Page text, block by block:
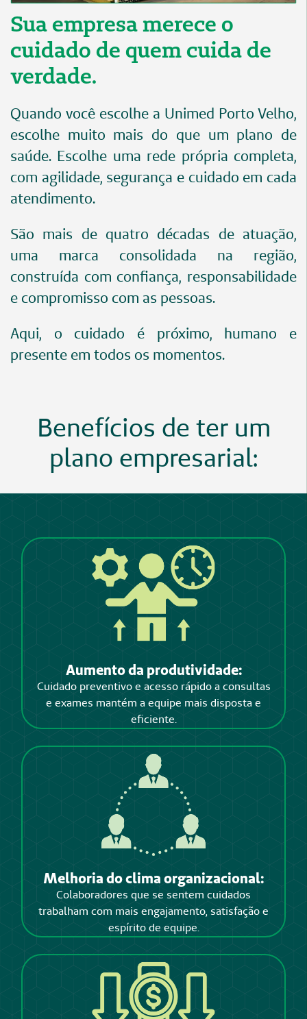
Sua empresa merece o
cuidado de quem cuida de
verdade.
Quando você escolhe a Unimed Porto Velho,
escolhe muito mais do que um plano de
saúde. Escolhe uma rede própria completa,
com agilidade, segurança e cuidado em cada
atendimento.
São mais de quatro décadas de atuação,
uma marca consolidada na região,
construída com confiança, responsabilidade
e compromisso com as pessoas.
Aqui, o cuidado é próximo, humano e
presente em todos os momentos.
Benefícios de ter um
plano empresarial:
Aumento da produtividade:
Cuidado preventivo e acesso rápido a consultas
e exames mantém a equipe mais disposta e
eficiente.
Melhoria do clima organizacional:
Colaboradores que se sentem cuidados
trabalham com mais engajamento, satisfação e
espírito de equipe.